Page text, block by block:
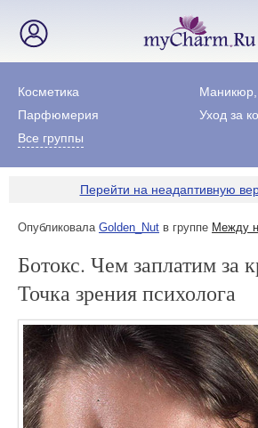
Косметика
Парфюмерия
Уход за
Все группы
Перейти на неадаптивную
Опубликовала Golden_Nut в группе Между
Ботокс. Чем заплатим за
Точка зрения психолога